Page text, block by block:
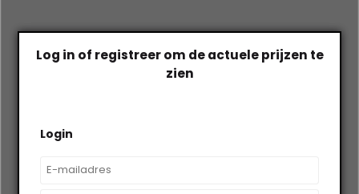
Log in of registreer om de actuele prijzen te
zien
Login
Op voorraad